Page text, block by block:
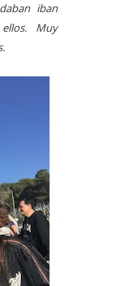
iban
Muy